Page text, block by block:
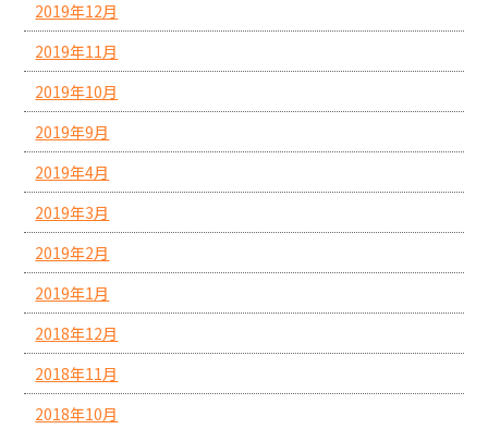
2019年12月
2019年11月
2019年10月
2019年9月
2019年4月
2019年3月
2019年2月
2019年1月
2018年12月
2018年11月
2018年10月